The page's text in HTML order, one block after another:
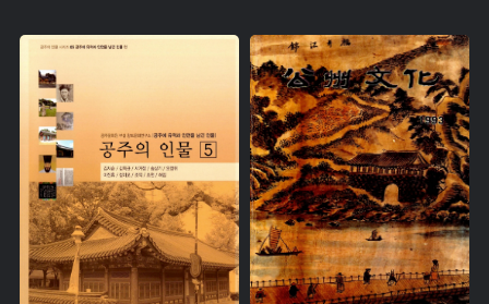
주제 :
유형 :
생산 :
소장 :
주제 :
유형 :
생산 :
소장 :